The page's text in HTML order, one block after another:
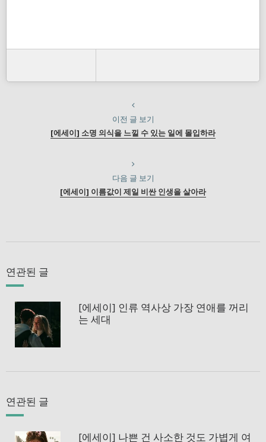
이전 글 보기
[에세이] 소명 의식을 느낄 수 있는 일에 몰입하라
다음 글 보기
[에세이] 이름값이 제일 비싼 인생을 살아라
연관된 글
[에세이] 인류 역사상 가장 연애를 꺼리
는 세대
연관된 글
[에세이] 나쁜 건 사소한 것도 가볍게 여